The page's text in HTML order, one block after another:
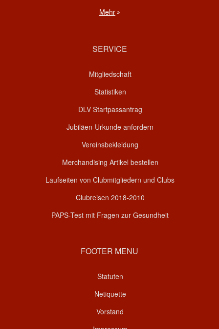
Mehr
SERVICE
Mitgliedschaft
Statistiken
DLV Startpassantrag
Jubiläen-Urkunde anfordern
Vereinsbekleidung
Merchandising Artikel bestellen
Laufseiten von Clubmitgliedern und Clubs
Clubreisen 2018-2010
PAPS-Test mit Fragen zur Gesundheit
FOOTER MENU
Statuten
Netiquette
Vorstand